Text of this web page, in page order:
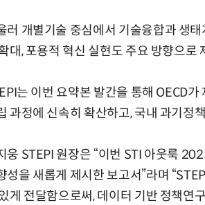
러 개별기술 중심에서 기술융합과 생
대, 포용적 혁신 실현도 주요 방향으로
는 이번 요약본 발간을 통해 OECD
과정에 신속히 확산하고, 국내 과기정
웅 STEPI 원장은 “이번 STI 아웃룩
성을 새롭게 제시한 보고서”라며
게 전달함으로써, 데이터 기반 정책연